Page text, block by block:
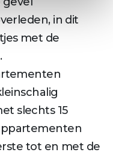
in dit
met de
slechts 15
tot en met de